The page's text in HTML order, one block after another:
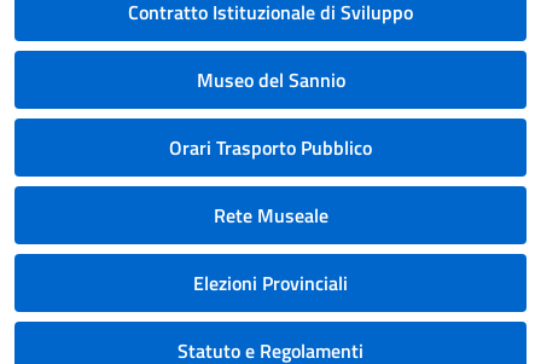
Contratto Istituzionale di Sviluppo
Museo del Sannio
Orari Trasporto Pubblico
Rete Museale
Elezioni Provinciali
Statuto e Regolamenti